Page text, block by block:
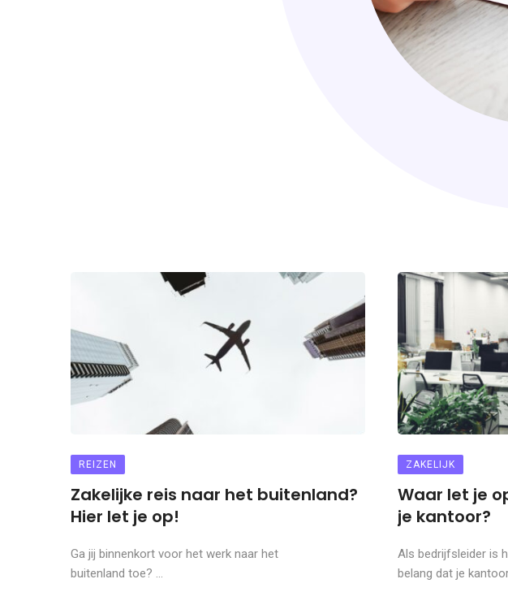
REIZEN
Zakelijke reis naar het buitenland?
Hier let je op!
Ga jij binnenkort voor het werk naar het
buitenland toe? ...
ZAKELIJK
Waar let je
je kantoor?
Als bedrijfsleider is
belang dat je kantoor